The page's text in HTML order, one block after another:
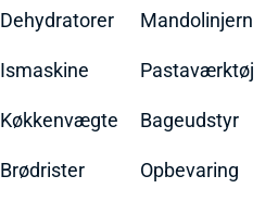
Dehydratorer
Ismaskine
Køkkenvægte
Brødrister
Mandolinjern
Pastaværktøj
Bageudstyr
Opbevaring